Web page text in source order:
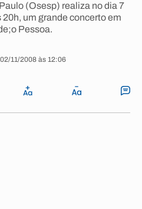
(Osesp) realiza no dia 7
um grande concerto em
Pessoa.
11/2008 às 12:06